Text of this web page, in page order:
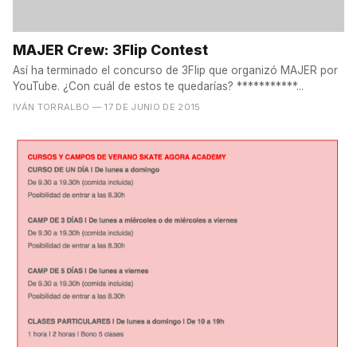
MAJER Crew: 3Flip Contest
Así ha terminado el concurso de 3Flip que organizó MAJER por
YouTube. ¿Con cuál de estos te quedarías? ***********...
IVÁN TORRALBO — 17 DE JUNIO DE 2015